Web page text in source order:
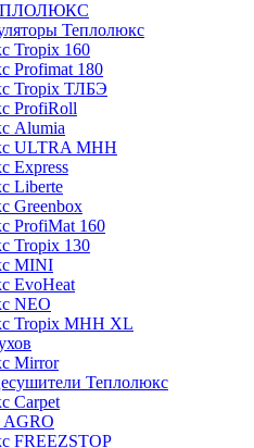
Теплолюкс
Tropix 160
Profimat 180
Tropix ТЛБЭ
ProfiRoll
Alumia
ULTRA МНН
Express
Liberte
Greenbox
ProfiMat 160
Tropix 130
MINI
EvoHeat
NEO
Tropix МНН XL
Mirror
Теплолюкс
Carpet
AGRO
FREEZSTOP